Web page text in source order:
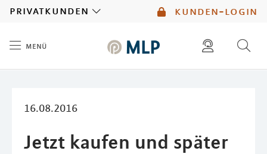
kunden-login
privatkunden
menü
16.08.2016
Jetzt kaufen und später